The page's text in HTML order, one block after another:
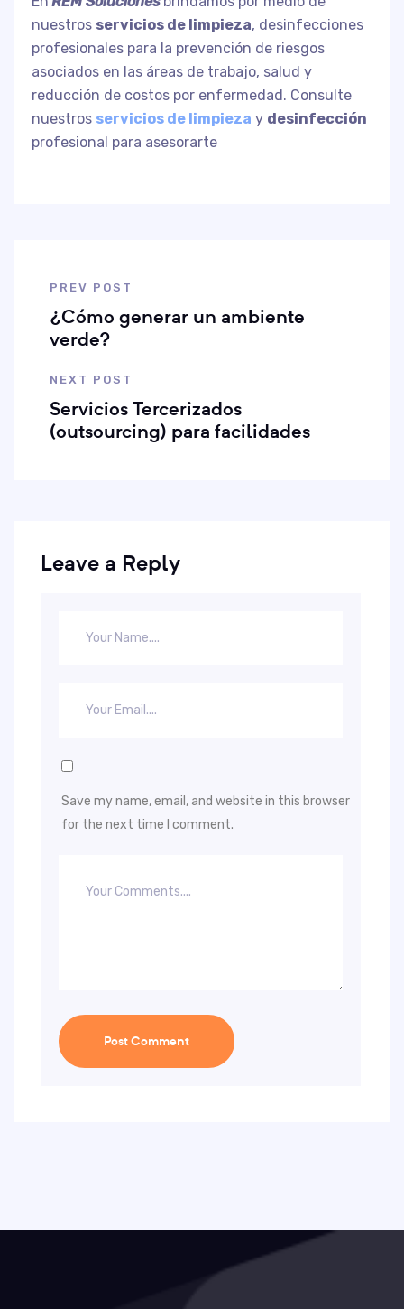
nuestros servicios de limpieza, desinfecciones
profesionales para la prevención de riesgos
asociados en las áreas de trabajo, salud y
reducción de costos por enfermedad. Consulte
nuestros servicios de limpieza y desinfección
profesional para asesorarte
PREV POST
¿Cómo generar un ambiente
verde?
NEXT POST
Servicios Tercerizados
(outsourcing) para facilidades
Leave a Reply
Save my name, email, and website in this browser
for the next time I comment.
Post Comment